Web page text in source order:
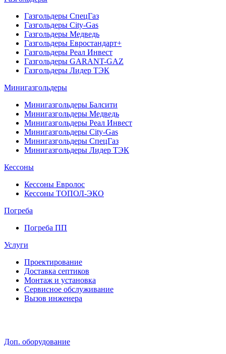
Газгольдеры СпецГаз
Газгольдеры City-Gas
Газгольдеры Медведь
Газгольдеры Евростандарт+
Газгольдеры Реал Инвест
Газгольдеры GARANT-GAZ
Газгольдеры Лидер ТЭК
Минигазгольдеры
Минигазгольдеры Балсити
Минигазгольдеры Медведь
Минигазгольдеры Реал Инвест
Минигазгольдеры City-Gas
Минигазгольдеры СпецГаз
Минигазгольдеры Лидер ТЭК
Кессоны
Кессоны Евролос
Кессоны ТОПОЛ-ЭКО
Погребa
Погреба ПП
Услуги
Проектирование
Доставка септиков
Монтаж и установка
Сервисное обслуживание
Вызов инженера
Доп. оборудование